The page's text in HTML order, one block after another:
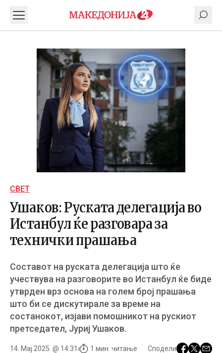
СВЕТ
Ушаков: Руската делегација во
Истанбул ќе разговара за
технички прашања
Составот на руската делегација што ќе
учествува на разговорите во Истанбул ќе биде
утврден врз основа на голем број прашања
што би се дискутирале за време на
состанокот, изјави помошникот на рускиот
претседател, Јуриј Ушаков.
14. Мај 2025. @ 14:31 1 мин. читање Сподели